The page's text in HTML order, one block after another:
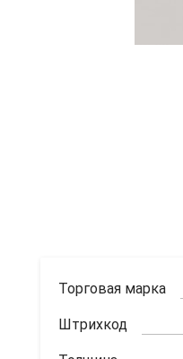
Торговая марка
Штрихкод